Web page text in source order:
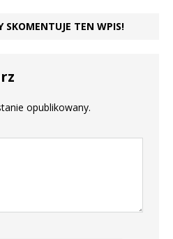
SKOMENTUJE TEN WPIS!
opublikowany.